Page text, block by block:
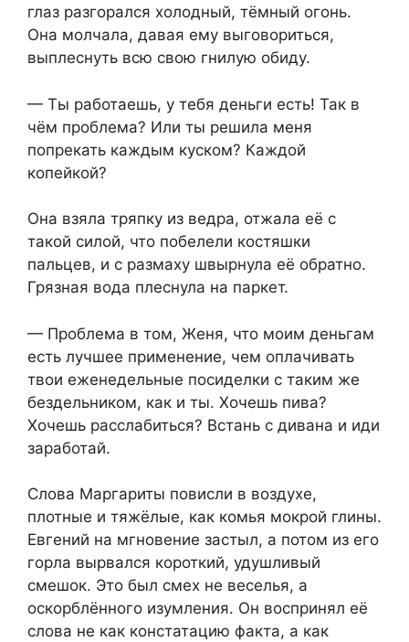
глаз разгорался холодный, тёмный огонь.
Она молчала, давая ему выговориться,
выплеснуть всю свою гнилую обиду.
— Ты работаешь, у тебя деньги есть! Так в
чём проблема? Или ты решила меня
попрекать каждым куском? Каждой
копейкой?
Она взяла тряпку из ведра, отжала её с
такой силой, что побелели костяшки
пальцев, и с размаху швырнула её обратно.
Грязная вода плеснула на паркет.
— Проблема в том, Женя, что моим деньгам
есть лучшее применение, чем оплачивать
твои еженедельные посиделки с таким же
бездельником, как и ты. Хочешь пива?
Хочешь расслабиться? Встань с дивана и иди
заработай.
Слова Маргариты повисли в воздухе,
плотные и тяжёлые, как комья мокрой глины.
Евгений на мгновение застыл, а потом из его
горла вырвался короткий, удушливый
смешок. Это был смех не веселья, а
оскорблённого изумления. Он воспринял её
слова не как констатацию факта, а как